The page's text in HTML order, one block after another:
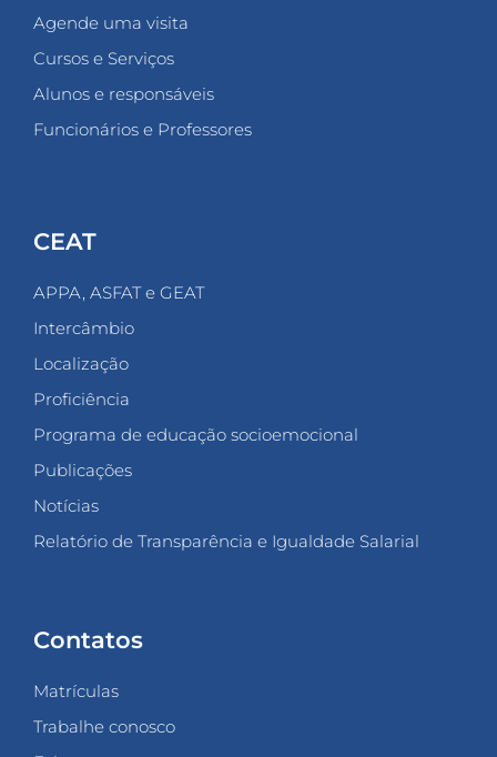
Agende uma visita
Cursos e Serviços
Alunos e responsáveis
Funcionários e Professores
CEAT
APPA, ASFAT e GEAT
Intercâmbio
Localização
Proficiência
Programa de educação socioemocional
Publicações
Notícias
Relatório de Transparência e Igualdade Salarial
Contatos
Matrículas
Trabalhe conosco